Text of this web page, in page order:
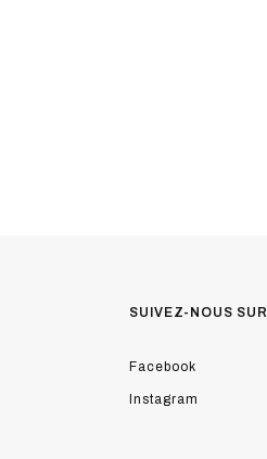
SUIVEZ-NOUS SUR
Facebook
Instagram